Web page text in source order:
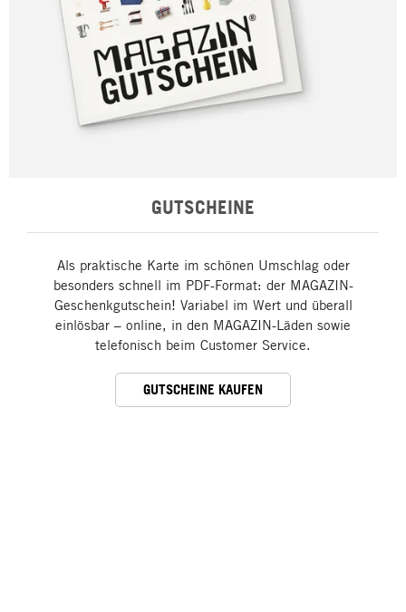
GUTSCHEINE
Als praktische Karte im schönen Umschlag oder
besonders schnell im PDF-Format: der MAGAZIN-
Geschenkgutschein! Variabel im Wert und überall
einlösbar – online, in den MAGAZIN-Läden sowie
telefonisch beim Customer Service.
GUTSCHEINE KAUFEN